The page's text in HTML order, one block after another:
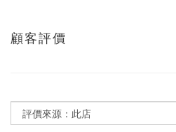
顧客評價